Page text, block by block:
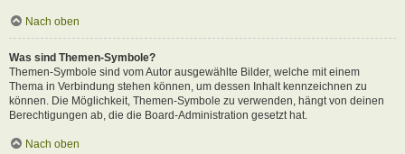
Nach oben
Was sind Themen-Symbole?
Themen-Symbole sind vom Autor ausgewählte Bilder, welche mit einem
Thema in Verbindung stehen können, um dessen Inhalt kennzeichnen zu
können. Die Möglichkeit, Themen-Symbole zu verwenden, hängt von deinen
Berechtigungen ab, die die Board-Administration gesetzt hat.
Nach oben